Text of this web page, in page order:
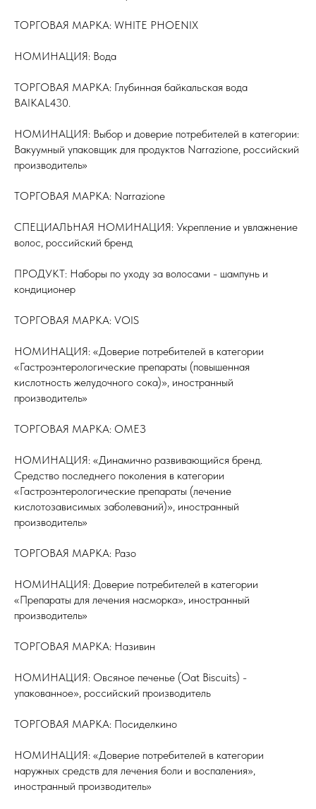
ТОРГОВАЯ МАРКА: WHITE PHOENIX
НОМИНАЦИЯ: Вода
ТОРГОВАЯ МАРКА: Глубинная байкальская вода
BAIKAL430.
НОМИНАЦИЯ: Выбор и доверие потребителей в категории:
Вакуумный упаковщик для продуктов Narrazione, российский
производитель»
ТОРГОВАЯ МАРКА: Narrazione
СПЕЦИАЛЬНАЯ НОМИНАЦИЯ: Укрепление и увлажнение
волос, российский бренд
ПРОДУКТ: Наборы по уходу за волосами - шампунь и
кондиционер
ТОРГОВАЯ МАРКА: VOIS
НОМИНАЦИЯ: «Доверие потребителей в категории
«Гастроэнтерологические препараты (повышенная
кислотность желудочного сока)», иностранный
производитель»
ТОРГОВАЯ МАРКА: ОМЕЗ
НОМИНАЦИЯ: «Динамично развивающийся бренд.
Средство последнего поколения в категории
«Гастроэнтерологические препараты (лечение
кислотозависимых заболеваний)», иностранный
производитель»
ТОРГОВАЯ МАРКА: Разо
НОМИНАЦИЯ: Доверие потребителей в категории
«Препараты для лечения насморка», иностранный
производитель»
ТОРГОВАЯ МАРКА: Називин
НОМИНАЦИЯ: Овсяное печенье (Oat Biscuits) -
упакованное», российский производитель
ТОРГОВАЯ МАРКА: Посиделкино
НОМИНАЦИЯ: «Доверие потребителей в категории
наружных средств для лечения боли и воспаления»,
иностранный производитель»